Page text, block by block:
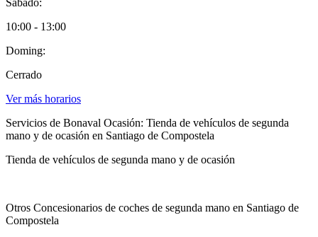
10:00 - 13:00
Doming:
Cerrado
Ver más horarios
Servicios de Bonaval Ocasión: Tienda de vehículos de segunda
mano y de ocasión en Santiago de Compostela
Tienda de vehículos de segunda mano y de ocasión
Otros Concesionarios de coches de segunda mano en Santiago de
Compostela